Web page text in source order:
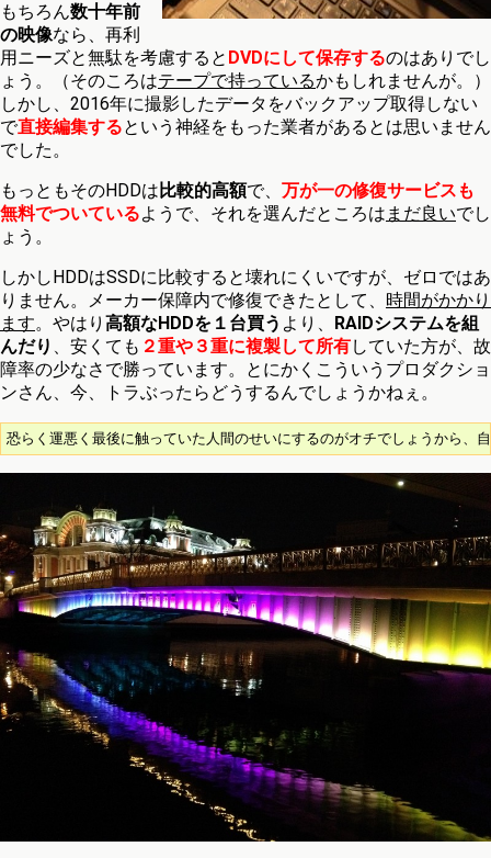
もちろん数十年前
の映像なら、再利
用ニーズと無駄を考慮すると DVDにして保存するのはありでし
ょう。（そのころはテープで持っているかもしれませんが。）
しかし、2016年に撮影したデータをバックアップ取得しない
で直接編集するという神経をもった業者があるとは思いません
でした。
もっともそのHDDは 比較的高額で、 万が一の修復サービスも
無料でついているようで、それを選んだところは まだ良いでし
ょう。
しかしHDDはSSDに比較すると壊れにくいですが、ゼロではあ
りません。メーカー保障内で修復できたとして、 時間がかかり
ます。やはり 高額なHDDを１台買う より、 RAIDシステムを組
んだり 、安くても ２重や３重に複製して所有していた方が、故
障率の少なさで勝っています。とにかくこういうプロダクショ
ンさん、今、トラぶったらどうするんでしょうかねぇ。
恐らく運悪く最後に触っていた人間のせいにするのがオチでしょうから、